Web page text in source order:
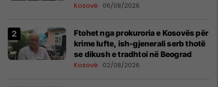
lumtur ta bëj këtë
Kosovë 06/08/2026
Ftohet nga prokuroria e Kosovës për
krime lufte, ish-gjenerali serb thotë
se dikush e tradhtoi në Beograd
Kosovë 02/08/2026